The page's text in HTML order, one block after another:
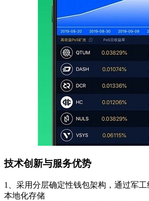
技术创新与服务优势
1、采用分层确定性钱包架构，通过军
本地化存储